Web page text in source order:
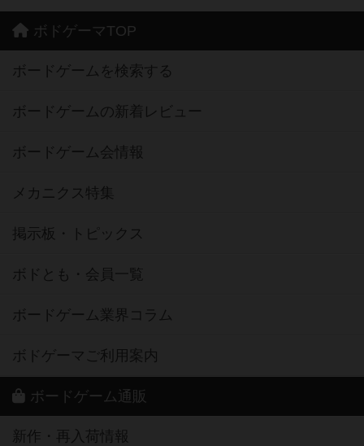
ボドゲーマTOP
ボードゲームを検索する
ボードゲームの新着レビュー
ボードゲーム会情報
メカニクス特集
掲示板・トピックス
ボドとも・会員一覧
ボードゲーム業界コラム
ボドゲーマご利用案内
ボードゲーム通販
新作・再入荷情報